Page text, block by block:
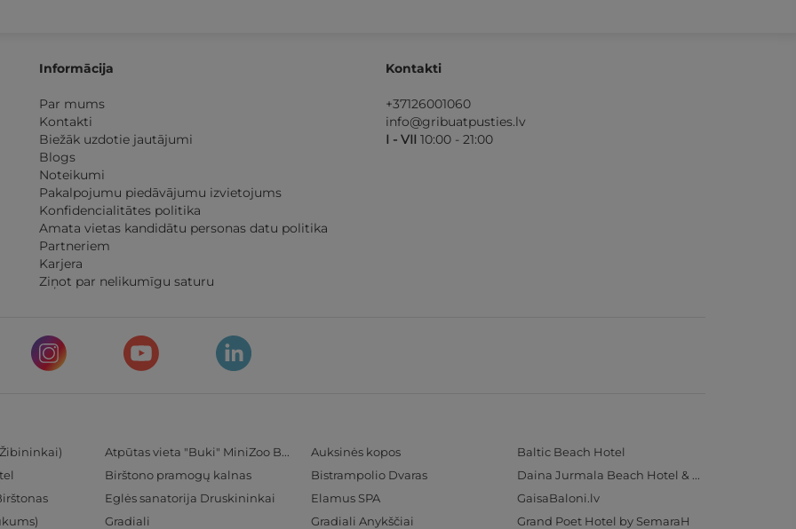
Informācija
Par mums
Kontakti
Biežāk uzdotie jautājumi
Blogs
Noteikumi
Pakalpojumu piedāvājumu izvietojums
Konfidencialitātes politika
Amata vietas kandidātu personas datu politika
Partneriem
Karjera
Ziņot par nelikumīgu saturu
Kontakti
+37126001060
info@gribuatpusties.lv
I - VII 10:00 - 21:00
Atpūtas vieta "Buki" MiniZoo BUKS Auksinės kopos
Baltic Beach Hotel
Birštono pramogų kalnas Bistrampolio Dvaras
Daina Jurmala Beach Hotel & SPA
Eglės sanatorija Druskininkai Elamus SPA
GaisaBaloni.lv
Gradiali Gradiali Anykščiai
Grand Poet Hotel by SemaraH